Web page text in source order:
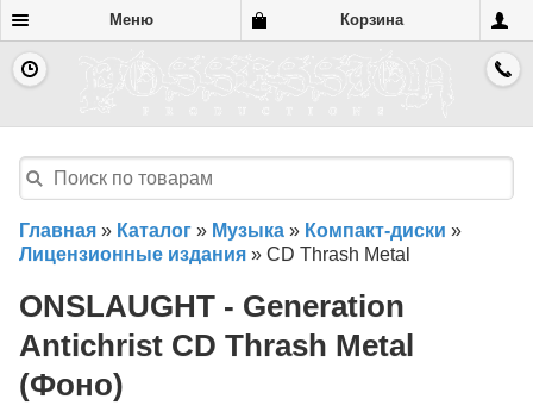
Меню Корзина
Главная » Каталог » Музыка » Компакт-диски »
Лицензионные издания » CD Thrash Metal
ONSLAUGHT - Generation
Antichrist CD Thrash Metal
(Фоно)